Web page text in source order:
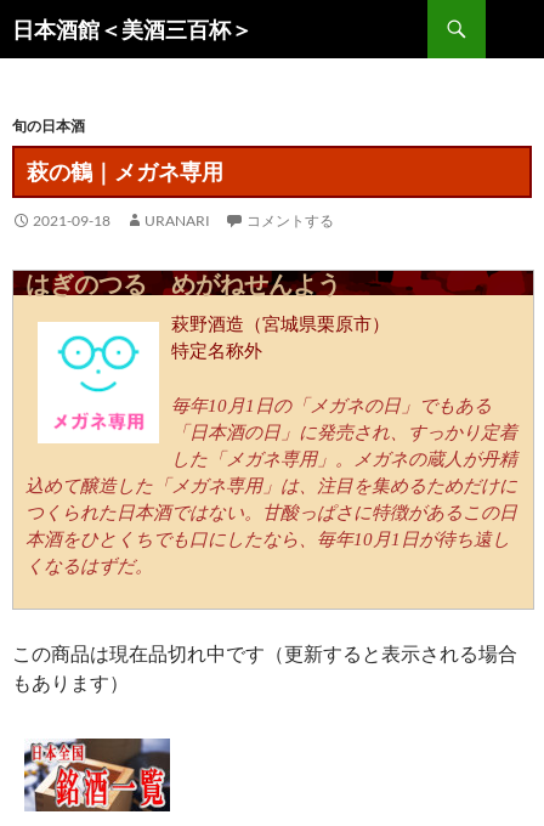
ン
ツ
キ
プ
日本酒館＜美酒三百杯＞
索
旬の日本酒
萩の鶴｜メガネ専用
2021-09-18 URANARI コメントする
はぎのつる めがねせんよう
萩野酒造（宮城県栗原市）
特定名称外
毎年10月1日の「メガネの日」でもある
「日本酒の日」に発売され、すっかり定着
した「メガネ専用」。メガネの蔵人が丹精
込めて醸造した「メガネ専用」は、注目を集めるためだけに
つくられた日本酒ではない。甘酸っぱさに特徴があるこの日
本酒をひとくちでも口にしたなら、毎年10月1日が待ち遠し
くなるはずだ。
この商品は現在品切れ中です（更新すると表示される場合
もあります）